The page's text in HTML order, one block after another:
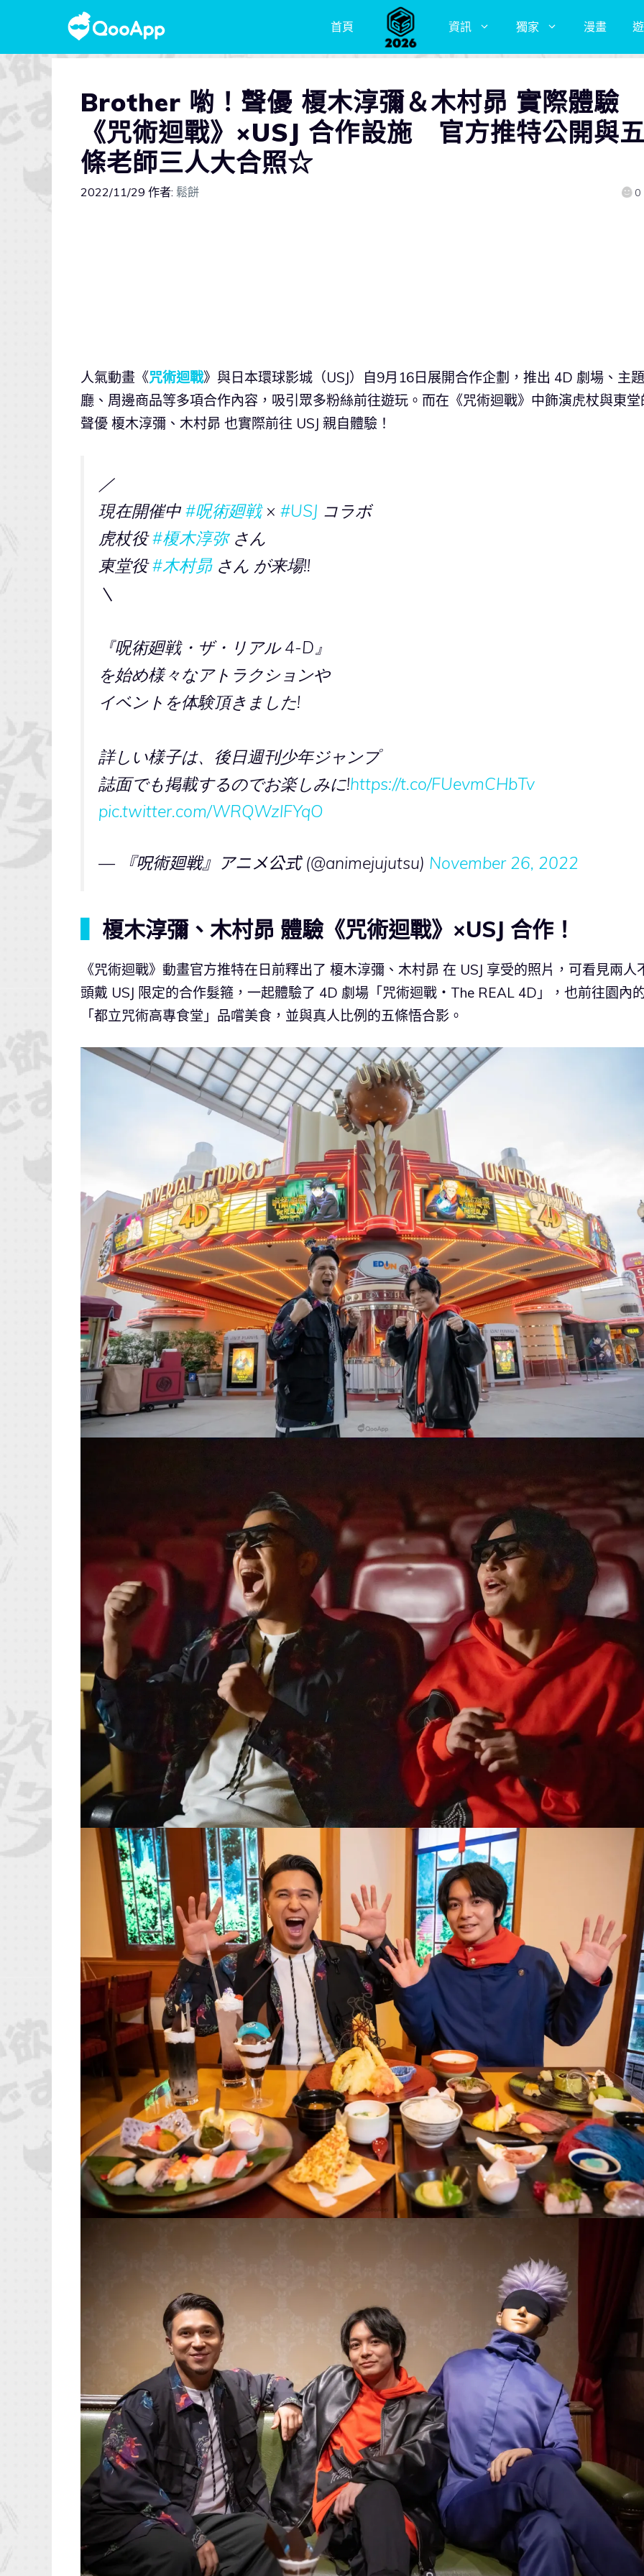
首頁 資訊 獨家 漫畫
Brother 喲！聲優 榎木淳彌＆木村昴 實際體驗
《咒術迴戰》×USJ 合作設施 官方推特公開與
條老師三人大合照☆
2022/11/29 作者: 鬆餅 0
人氣動畫《咒術迴戰》與日本環球影城（USJ）自9月16日展開合作企劃，推出 4D 劇場、主
廳、周邊商品等多項合作內容，吸引眾多粉絲前往遊玩。而在《咒術迴戰》中飾演虎杖與東堂
聲優 榎木淳彌、木村昴 也實際前往 USJ 親自體驗！
／
現在開催中#呪術廻戦× #USJ コラボ
虎杖役#榎木淳弥さん
東堂役#木村昴さん が来場!!
＼
『呪術廻戦・ザ・リアル 4-D』
を始め様々なアトラクションや
イベントを体験頂きました!
詳しい様子は、後日週刊少年ジャンプ
誌面でも掲載するのでお楽しみに!https://t.co/FUevmCHbTv
pic.twitter.com/WRQWzlFYqO
— 『呪術廻戦』アニメ公式 (@animejujutsu) November 26, 2022
榎木淳彌、木村昴 體驗《咒術迴戰》×USJ 合作！
《咒術迴戰》動畫官方推特在日前釋出了 榎木淳彌、木村昴 在 USJ 享受的照片，可看見兩人
頭戴 USJ 限定的合作髮箍，一起體驗了 4D 劇場「咒術迴戰・The REAL 4D」，也前往園內
「都立咒術高專食堂」品嚐美食，並與真人比例的五條悟合影。